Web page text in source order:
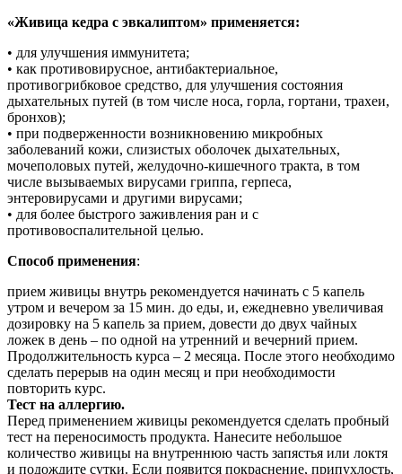
«Живица кедра с эвкалиптом» применяется:
• для улучшения иммунитета;
• как противовирусное, антибактериальное,
противогрибковое средство, для улучшения состояния
дыхательных путей (в том числе носа, горла, гортани, трахеи,
бронхов);
• при подверженности возникновению микробных
заболеваний кожи, слизистых оболочек дыхательных,
мочеполовых путей, желудочно-кишечного тракта, в том
числе вызываемых вирусами гриппа, герпеса,
энтеровирусами и другими вирусами;
• для более быстрого заживления ран и с
противовоспалительной целью.
Способ применения:
прием живицы внутрь рекомендуется начинать с 5 капель
утром и вечером за 15 мин. до еды, и, ежедневно увеличивая
дозировку на 5 капель за прием, довести до двух чайных
ложек в день – по одной на утренний и вечерний прием.
Продолжительность курса – 2 месяца. После этого необходимо
сделать перерыв на один месяц и при необходимости
повторить курс.
Тест на аллергию.
Перед применением живицы рекомендуется сделать пробный
тест на переносимость продукта. Нанесите небольшое
количество живицы на внутреннюю часть запястья или локтя
и подождите сутки. Если появится покраснение, припухлость,